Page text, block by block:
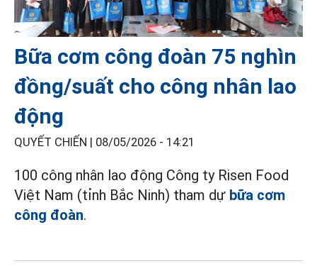
Bữa cơm công đoàn 75 nghìn
đồng/suất cho công nhân lao
động
QUYẾT CHIẾN | 08/05/2026 - 14:21
100 công nhân lao động Công ty Risen Food
Việt Nam (tỉnh Bắc Ninh) tham dự bữa cơm
công đoàn.